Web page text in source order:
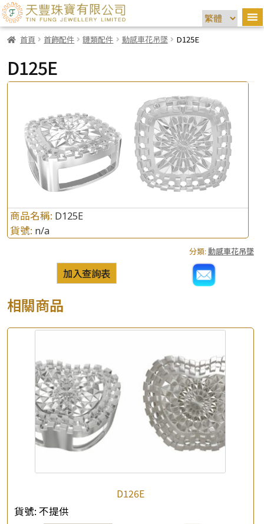
首頁 首飾配件 鏈類配件 動感車花吊墜 D125E
D125E
商品名稱: D125E
貨號: n/a
分類: 動感車花吊墜
加入查詢表
相關商品
D126E
貨號: 不提供